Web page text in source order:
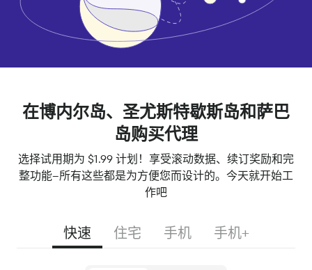
在博内尔岛、圣尤斯特歇斯岛和萨巴
岛购买代理
选择试用期为 $1.99 计划！享受滚动数据、续订奖励和完
整功能--所有这些都是为方便您而设计的。今天就开始工
作吧
快速 住宅 手机 手机+